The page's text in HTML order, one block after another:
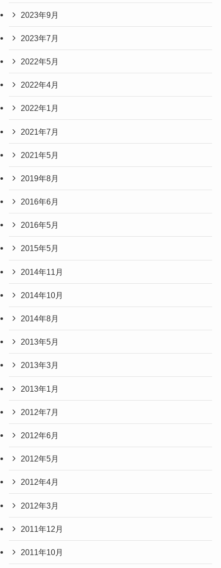
2023年9月
2023年7月
2022年5月
2022年4月
2022年1月
2021年7月
2021年5月
2019年8月
2016年6月
2016年5月
2015年5月
2014年11月
2014年10月
2014年8月
2013年5月
2013年3月
2013年1月
2012年7月
2012年6月
2012年5月
2012年4月
2012年3月
2011年12月
2011年10月